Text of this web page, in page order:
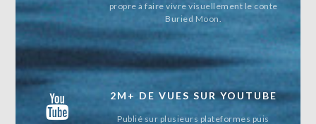
propre à faire vivre visuellement le conte
Buried Moon.
2M+ DE VUES SUR YOUTUBE
Publié sur plusieurs plateformes puis